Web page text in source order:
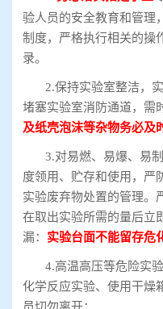
验人员的安全教育和管理
制度，严格执行相关的操
录。
2.保持实验室整洁，
堵塞实验室消防通道，需
及纸壳泡沫等杂物务必及
3.对易燃、易爆、易
度领用、贮存和使用，严
实验废弃物处置的管理。
在取出实验所需的量后立
漏： 实验台面不能留存危
4.高温高压等危险实
化学反应实验、使用干燥
员切勿离开：